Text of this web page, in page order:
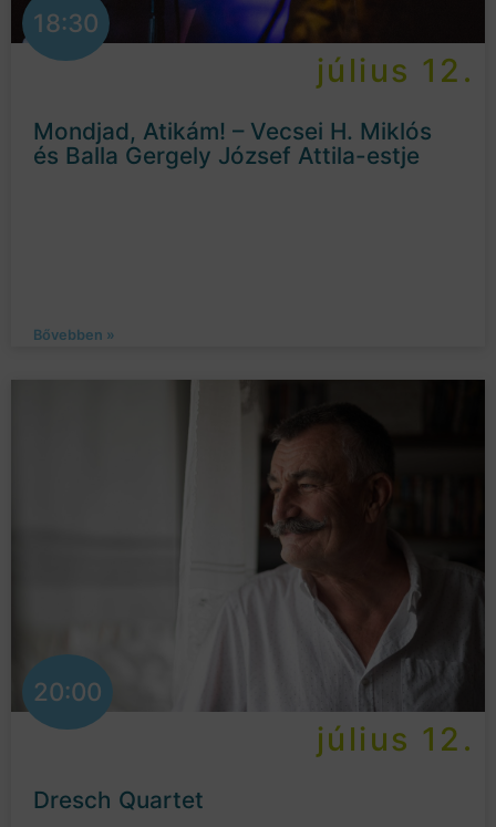
18:30
július 12.
Mondjad, Atikám! – Vecsei H. Miklós
és Balla Gergely József Attila-estje
Bővebben »
20:00
július 12.
Dresch Quartet